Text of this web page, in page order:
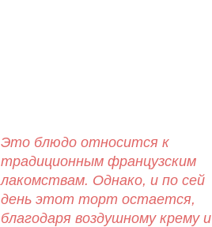
Это блюдо относится к
традиционным французским
лакомствам. Однако, и по сей
день этот торт остается,
благодаря воздушному крему и